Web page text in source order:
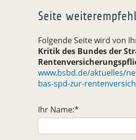
Seite
Folgende Seite wird von
Kritik des Bundes der
www.bsbd.de/aktuelles/
bas-spd-zur-
Ihr Name:*